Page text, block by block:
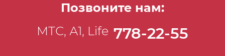
Позвоните нам:
МТС, А1, Life 778-22-55